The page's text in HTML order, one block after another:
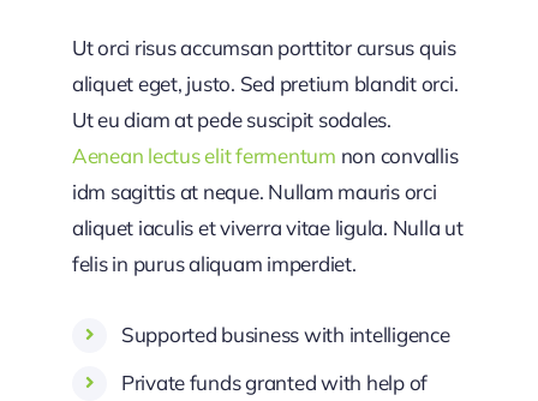
Ut orci risus accumsan porttitor cursus quis
aliquet eget, justo. Sed pretium blandit orci.
Ut eu diam at pede suscipit sodales.
Aenean lectus elit fermentum non convallis
idm sagittis at neque. Nullam mauris orci
aliquet iaculis et viverra vitae ligula. Nulla ut
felis in purus aliquam imperdiet.
Supported business with intelligence
Private funds granted with help of